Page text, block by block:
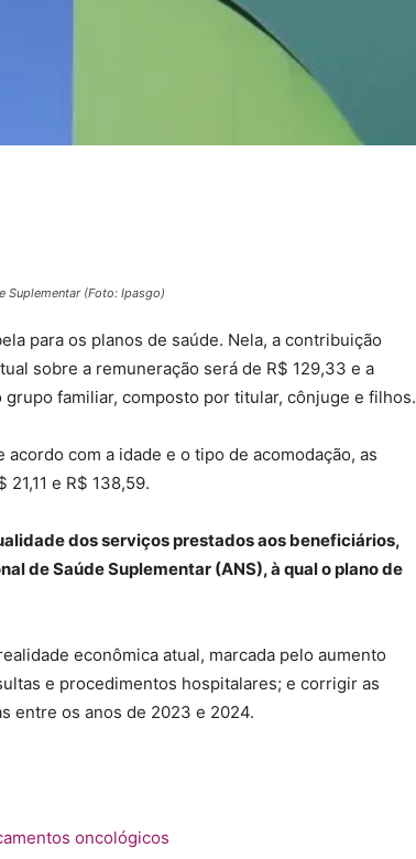
Suplementar (Foto: Ipasgo)
para os planos de saúde. Nela, a contribuição
sobre a remuneração será de R$ 129,33 e a
grupo familiar, composto por titular, cônjuge e filhos.
com a idade e o tipo de acomodação, as
e R$ 138,59.
dos serviços prestados aos beneficiários,
de Saúde Suplementar (ANS), à qual o plano de
econômica atual, marcada pelo aumento
e procedimentos hospitalares; e corrigir as
entre os anos de 2023 e 2024.
oncológicos